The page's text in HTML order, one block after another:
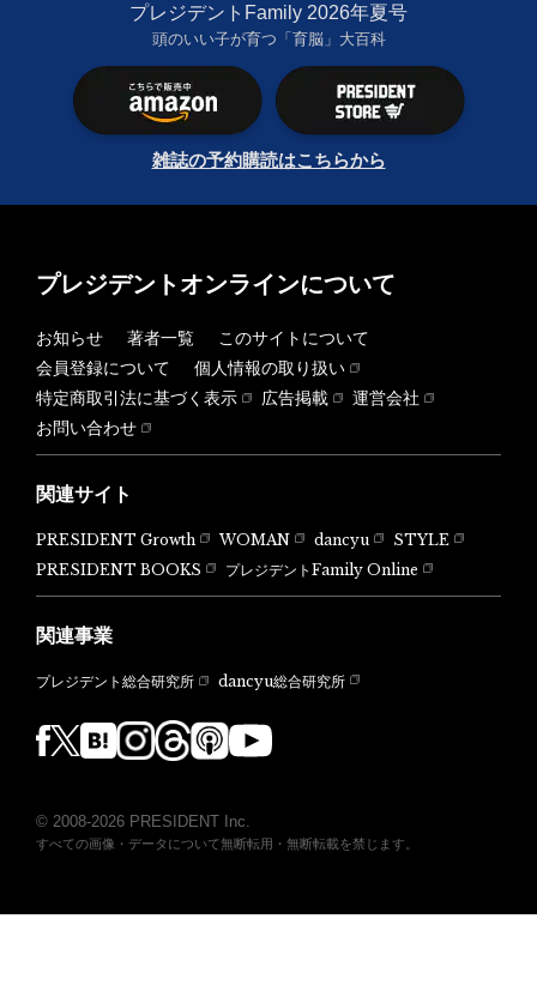
プレジデントFamily 2026年夏号
頭のいい子が育つ「育脳」大百科
雑誌の予約購読はこちらから
プレジデントオンラインについて
お知らせ 著者一覧
このサイトについて
会員登録について
個人情報の取り扱い
特定商取引法に基づく表示
広告掲載
運営会社
お問い合わせ
関連サイト
PRESIDENT Growth WOMAN dancyu
STYLE
PRESIDENT BOOKS
プレジデントFamily Online
関連事業
プレジデント総合研究所 dancyu総合研究所
© 2008-2026 PRESIDENT Inc.
すべての画像・データについて無断転用・無断転載を禁じます。